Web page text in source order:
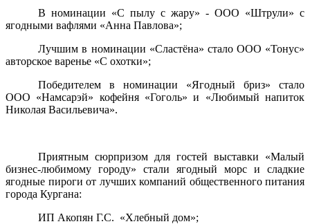
В номинации «С пылу с жару» - ООО «Штрули» с
ягодными вафлями «Анна Павлова»;
Лучшим в номинации «Сластёна» стало ООО «Тонус»
авторское варенье «С охотки»;
Победителем в номинации «Ягодный бриз» стало
ООО «Намсарэй» кофейня «Гоголь» и «Любимый напиток
Николая Васильевича».
Приятным сюрпризом для гостей выставки «Малый
бизнес-любимому городу» стали ягодный морс и сладкие
ягодные пироги от лучших компаний общественного питания
города Кургана:
ИП Акопян Г.С. «Хлебный дом»;